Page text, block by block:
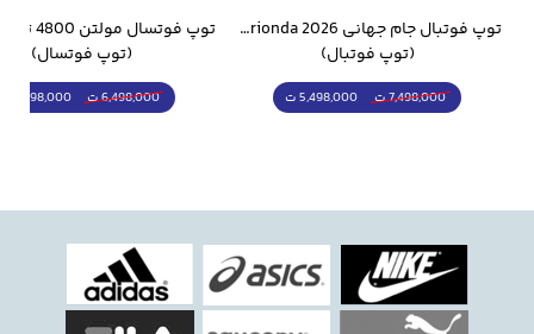
توپ فوتبال جام جهانی 2026 Trionda مشابه اورجینال
(توپ فوتبال)
7,498,000 ت 5,498,000 ت
(توپ فوتسال)
6,498,000 ت 5,298,000 ت